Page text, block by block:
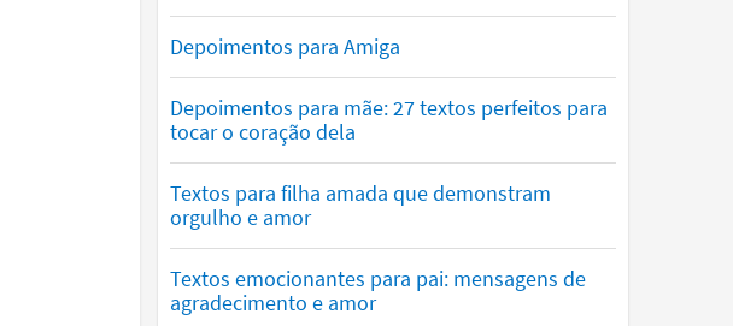
Depoimentos para Amiga
Depoimentos para mãe: 27 textos perfeitos para
tocar o coração dela
Textos para filha amada que demonstram
orgulho e amor
Textos emocionantes para pai: mensagens de
agradecimento e amor